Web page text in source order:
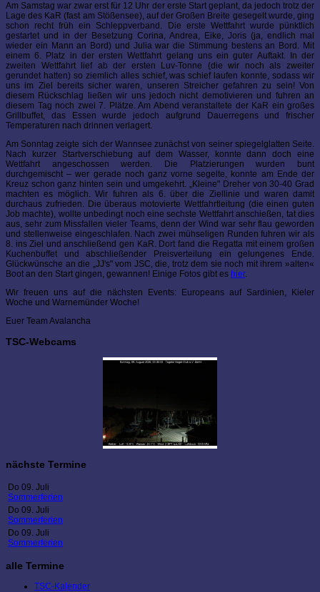
Am Samstag war zwar erst für 12 Uhr der erste Start geplant, da jedoch trotz der
Lage des KaR (fast am Stößensee), auf der Großen Breite gesegelt wurde, ging
schon recht früh ein Schleppverband. Die erste Wettfahrt wurde pünktlich
gestartet und in der Besetzung Corina, Andrea, Eike, Joris (ja, endlich mal
wieder ein Mann an Bord) und Julia war die Stimmung bestens an Bord. Mit
einem 6. Platz in der ersten Wettfahrt gelang uns ein guter Auftakt. In der
zweiten Wettfahrt lief ab der ersten Luv-Tonne (die wir noch als zweiter
gerundet hatten) so ziemlich alles schief, was schief laufen konnte, sodass wir
uns im Ziel bereits sicher waren, unseren Streicher gefahren zu sein! Von
diesem Rückschlag ließen wir uns jedoch nicht demotivieren und fuhren an
diesem Tag noch zwei 7. Plätze. Am Abend veranstaltete der KaR ein großes
Grillbuffet, das Essen wurde jedoch aufgrund Dauerregens und frischer
Temperaturen nach drinnen verlagert.
Am Sonntag zeigte sich der Wannsee zunächst von seiner spiegelglatten Seite.
Nach kurzer Startverschiebung auf dem Wasser, konnte dann doch eine
Wettfahrt angeschossen werden. Die Platzierungen wurden bunt
durchgemischt – wer gerade noch ganz vorne segelte, konnte am Ende der
Kreuz schon ganz hinten sein und umgekehrt. „Kleine" Dreher von 30-40 Grad
machten es möglich. Wir fuhren als 6. über die Ziellinie und waren damit
durchaus zufrieden. Die überaus motovierte Wettfahrtleitung (die einen guten
Job machte), wollte unbedingt noch eine sechste Wettfahrt anschießen, tat dies
aus, sehr zum Missfallen vieler Teams, denn der Wind war sehr flau geworden
und stellenweise eingeschlafen. Nach zwei mühseligen Runden fuhren wir als
8. ins Ziel und anschließend gen KaR. Dort fand die Regatta mit einem großen
Kuchenbuffet und abschließender Preisverteilung ein gelungenes Ende.
Glückwünsche an die „JJ's" vom JSC, die, trotz dem sie noch mit ihrem »alten«
Boot an den Start gingen, gewannen! Einige Fotos gibt es hier.
Wir freuen uns auf die nächsten Events: Europeans auf Sardinien, Kieler
Woche und Warnemünder Woche!
Euer Team Avalancha
TSC-Webcams
nächste Termine
Do 09. Juli
Sommerferien
Do 09. Juli
Sommerferien
Do 09. Juli
Sommerferien
alle Termine
TSC-Kalender